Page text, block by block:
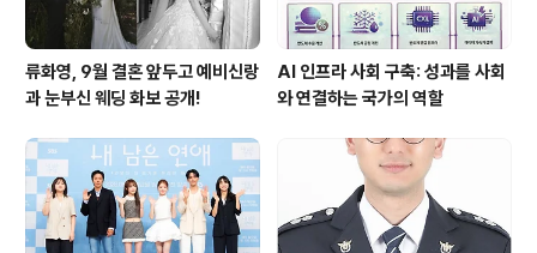
류화영, 9월 결혼 앞두고 예비신랑
과 눈부신 웨딩 화보 공개!
AI 인프라 사회 구축: 성과를 사회
와 연결하는 국가의 역할